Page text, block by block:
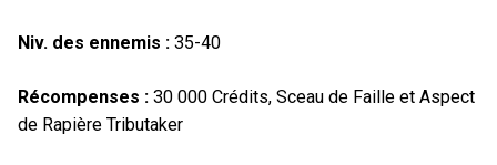
Niv. des ennemis : 35-40
Récompenses : 30 000 Crédits, Sceau de Faille et Aspect
de Rapière Tributaker